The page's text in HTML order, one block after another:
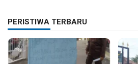
PERISTIWA TERBARU